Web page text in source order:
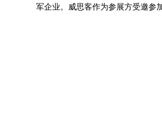
军企业。威思客作为参展方受邀参